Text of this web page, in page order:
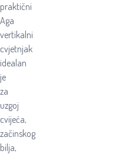
praktični
Aga
vertikalni
cvjetnjak
idealan
je
za
uzgoj
cvijeća,
začinskog
bilja,